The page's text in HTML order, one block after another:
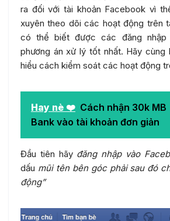
ra đối với tài khoản Facebook vì
xuyên theo dõi các hoạt động trên
có thể biết được các đăng
phương án xử lý tốt nhất. Hãy cùng
hiểu cách kiểm soát các hoạt động
Hay nè ❤️ Cách nhận 30k MB
Bank vào tài khoản đơn giản
Đầu tiên hãy đăng nhập vào
dấu mũi tên bên góc phải sau đó
động”